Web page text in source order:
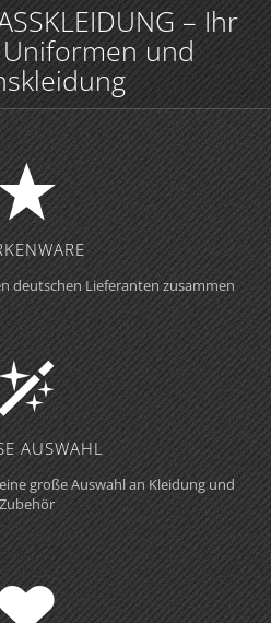
– Ihr
und
deutschen Lieferanten zusammen
AUSWAHL
große Auswahl an Kleidung und
Zubehör